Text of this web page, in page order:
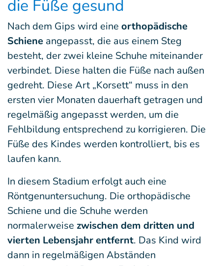
die Füße gesund
Nach dem Gips wird eine orthopädische
Schiene angepasst, die aus einem Steg
besteht, der zwei kleine Schuhe miteinander
verbindet. Diese halten die Füße nach außen
gedreht. Diese Art „Korsett“ muss in den
ersten vier Monaten dauerhaft getragen und
regelmäßig angepasst werden, um die
Fehlbildung entsprechend zu korrigieren. Die
Füße des Kindes werden kontrolliert, bis es
laufen kann.
In diesem Stadium erfolgt auch eine
Röntgenuntersuchung. Die orthopädische
Schiene und die Schuhe werden
normalerweise zwischen dem dritten und
vierten Lebensjahr entfernt. Das Kind wird
dann in regelmäßigen Abständen